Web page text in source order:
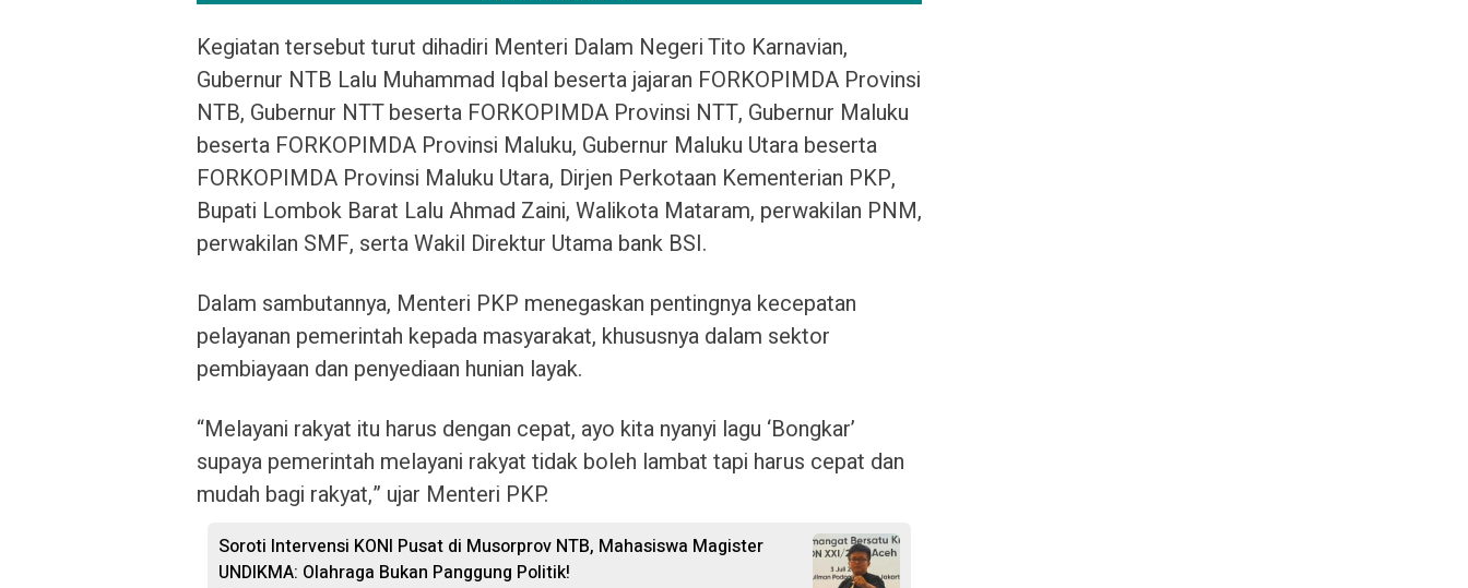
Kegiatan tersebut turut dihadiri Menteri Dalam Negeri Tito Karnavian,
Gubernur NTB Lalu Muhammad Iqbal beserta jajaran FORKOPIMDA Provinsi
NTB, Gubernur NTT beserta FORKOPIMDA Provinsi NTT, Gubernur Maluku
beserta FORKOPIMDA Provinsi Maluku, Gubernur Maluku Utara beserta
FORKOPIMDA Provinsi Maluku Utara, Dirjen Perkotaan Kementerian PKP,
Bupati Lombok Barat Lalu Ahmad Zaini, Walikota Mataram, perwakilan PNM,
perwakilan SMF, serta Wakil Direktur Utama bank BSI.
Dalam sambutannya, Menteri PKP menegaskan pentingnya kecepatan
pelayanan pemerintah kepada masyarakat, khususnya dalam sektor
pembiayaan dan penyediaan hunian layak.
“Melayani rakyat itu harus dengan cepat, ayo kita nyanyi lagu ‘Bongkar’
supaya pemerintah melayani rakyat tidak boleh lambat tapi harus cepat dan
mudah bagi rakyat,” ujar Menteri PKP.
Soroti Intervensi KONI Pusat di Musorprov NTB, Mahasiswa Magister
UNDIKMA: Olahraga Bukan Panggung Politik!